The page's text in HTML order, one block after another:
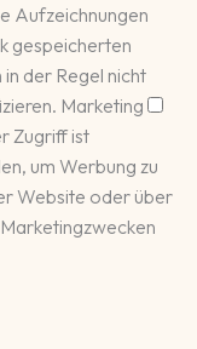
Aufzeichnungen
gespeicherten
der Regel nicht
Marketing
Zugriff ist
um Werbung zu
Website oder über